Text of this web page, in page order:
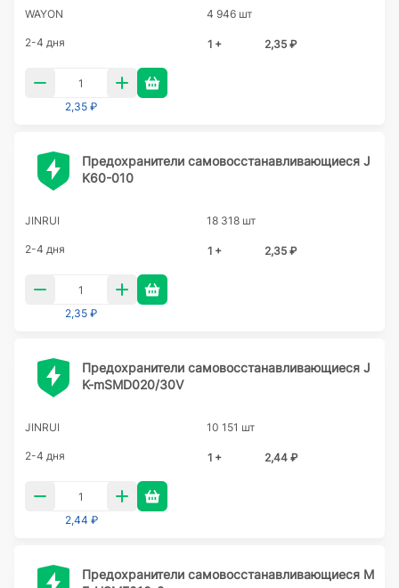
WAYON 4 946 шт
2-4 дня 1 + 2,35 ₽
2,35 ₽
Предохранители самовосстанавливающиеся J
K60-010
JINRUI 18 318 шт
2-4 дня 1 + 2,35 ₽
2,35 ₽
Предохранители самовосстанавливающиеся J
K-mSMD020/30V
JINRUI 10 151 шт
2-4 дня 1 + 2,44 ₽
2,44 ₽
Предохранители самовосстанавливающиеся M